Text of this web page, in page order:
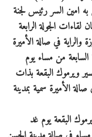
امين السر رئيس لجنة
لقاءات الجولة الرابعة
في صالة الأميرة
من مساء يوم
ويرموك البقعة بذات
الأميرة سمية بمدينة
البقعة يوم غد